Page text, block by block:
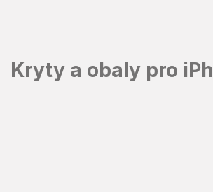
Kryty a obaly pro